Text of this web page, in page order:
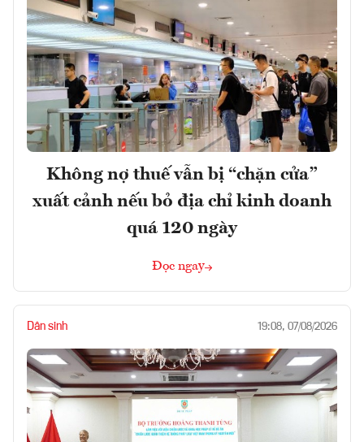
Không nợ thuế vẫn bị “chặn cửa”
xuất cảnh nếu bỏ địa chỉ kinh doanh
quá 120 ngày
Đọc ngay
Dân sinh 19:08, 07/08/2026